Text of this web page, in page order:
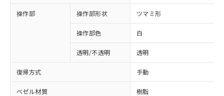
操作部 操作部形状 ツマミ形
操作部色 白
透明/不透明 透明
復帰方式 手動
ベゼル材質 樹脂